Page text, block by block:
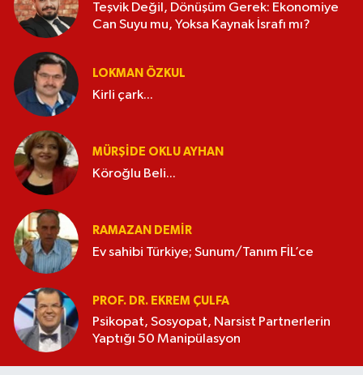
Teşvik Değil, Dönüşüm Gerek: Ekonomiye
Can Suyu mu, Yoksa Kaynak İsrafı mı?
LOKMAN ÖZKUL
Kirli çark...
MÜRŞIDE OKLU AYHAN
Köroğlu Beli...
RAMAZAN DEMİR
Ev sahibi Türkiye; Sunum/Tanım FİL’ce
PROF. DR. EKREM ÇULFA
Psikopat, Sosyopat, Narsist Partnerlerin
Yaptığı 50 Manipülasyon